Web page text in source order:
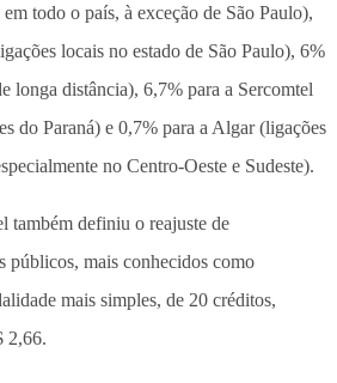
todo o país, à exceção de São Paulo),
locais no estado de São Paulo), 6%
longa distância), 6,7% para a Sercomtel
do Paraná) e 0,7% para a Algar (ligações
no Centro-Oeste e Sudeste).
também definiu o reajuste de
públicos, mais conhecidos como
mais simples, de 20 créditos,
2,66.